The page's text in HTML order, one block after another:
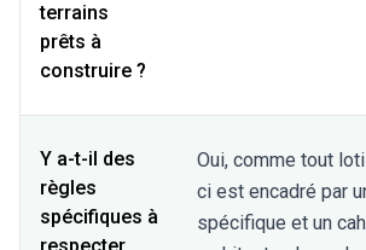
terrains
prêts à
construire ?
Y a-t-il des
règles
spécifiques à
Oui, comme tout
ci est encadré par
spécifique et un